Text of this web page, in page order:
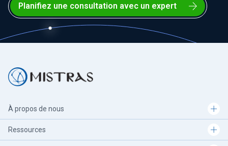
Planifiez une consultation avec un expert
À propos de nous
Ressources